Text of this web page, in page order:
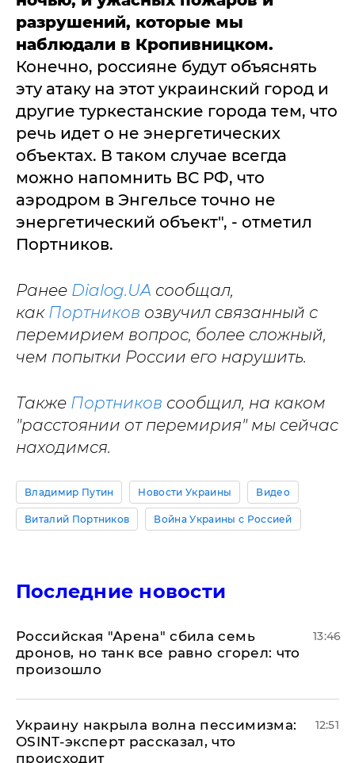
разрушений, которые мы
наблюдали в Кропивницком.
Конечно, россияне будут объяснять
эту атаку на этот украинский город и
другие туркестанские города тем, что
речь идет о не энергетических
объектах. В таком случае всегда
можно напомнить ВС РФ, что
аэродром в Энгельсе точно не
энергетический объект", - отметил
Портников.
Ранее Dialog.UA сообщал,
как Портников озвучил связанный с
перемирием вопрос, более сложный,
чем попытки России его нарушить.
Также Портников сообщил, на каком
"расстоянии от перемирия" мы сейчас
находимся.
Владимир Путин Новости Украины Видео
Виталий Портников Война Украины с Россией
Последние новости
​Российская "Арена" сбила семь
дронов, но танк все равно сгорел: что
произошло
13:46
​Украину накрыла волна пессимизма:
OSINT-эксперт рассказал, что
происходит
12:51